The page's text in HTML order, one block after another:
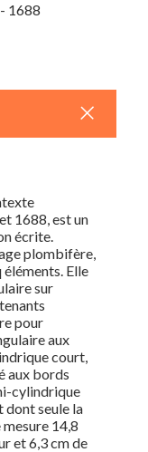
1688
+
1688, est un
écrite.
plombifère,
Elle
sur
pour
aux
court,
aux bords
cylindrique
seule la
14,8
et 6,3 cm de